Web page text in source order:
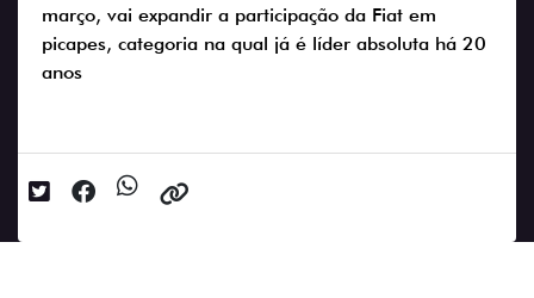
março, vai expandir a participação da Fiat em
picapes, categoria na qual já é líder absoluta há 20
anos